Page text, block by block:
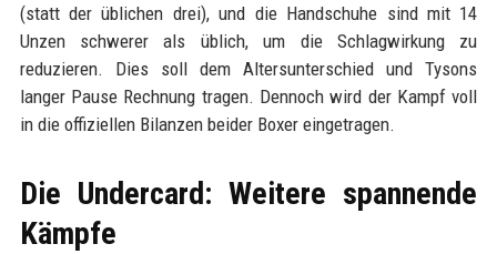
(statt der üblichen drei), und die Handschuhe sind mit 14
Unzen schwerer als üblich, um die Schlagwirkung zu
reduzieren. Dies soll dem Altersunterschied und Tysons
langer Pause Rechnung tragen. Dennoch wird der Kampf voll
in die offiziellen Bilanzen beider Boxer eingetragen.
Die Undercard: Weitere spannende
Kämpfe